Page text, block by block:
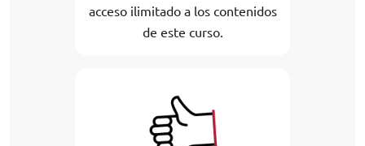
acceso ilimitado a los contenidos
de este curso.